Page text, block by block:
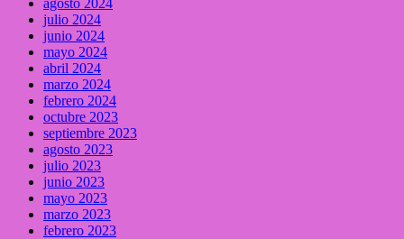
julio 2024
junio 2024
mayo 2024
abril 2024
marzo 2024
febrero 2024
octubre 2023
septiembre 2023
agosto 2023
julio 2023
junio 2023
mayo 2023
marzo 2023
febrero 2023